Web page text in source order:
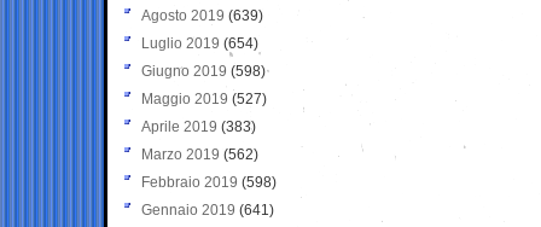
Agosto 2019 (639)
Luglio 2019 (654)
Giugno 2019 (598)
Maggio 2019 (527)
Aprile 2019 (383)
Marzo 2019 (562)
Febbraio 2019 (598)
Gennaio 2019 (641)